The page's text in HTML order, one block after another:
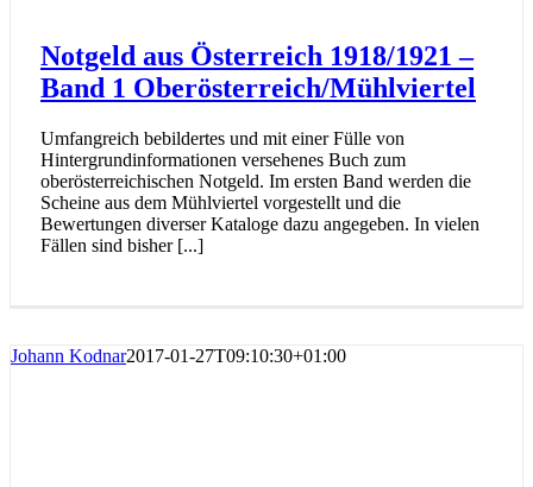
Notgeld aus Österreich 1918/1921 –
Band 1 Oberösterreich/Mühlviertel
Umfangreich bebildertes und mit einer Fülle von
Hintergrundinformationen versehenes Buch zum
oberösterreichischen Notgeld. Im ersten Band werden die
Scheine aus dem Mühlviertel vorgestellt und die
Bewertungen diverser Kataloge dazu angegeben. In vielen
Fällen sind bisher [...]
Johann Kodnar2017-01-27T09:10:30+01:00